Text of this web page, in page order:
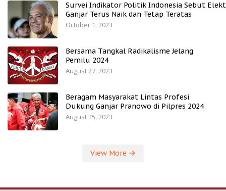
Survei Indikator Politik Indonesia Sebut
Ganjar Terus Naik dan Tetap Teratas
October 1, 2023
Bersama Tangkal Radikalisme Jelang
Pemilu 2024
August 27, 2023
Beragam Masyarakat Lintas Profesi
Dukung Ganjar Pranowo di Pilpres 2024
August 25, 2023
View More